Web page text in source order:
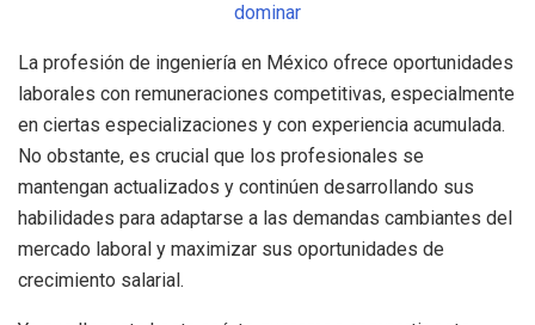
dominar
La profesión de ingeniería en México ofrece oportunidades
laborales con remuneraciones competitivas, especialmente
en ciertas especializaciones y con experiencia acumulada.
No obstante, es crucial que los profesionales se
mantengan actualizados y continúen desarrollando sus
habilidades para adaptarse a las demandas cambiantes del
mercado laboral y maximizar sus oportunidades de
crecimiento salarial.